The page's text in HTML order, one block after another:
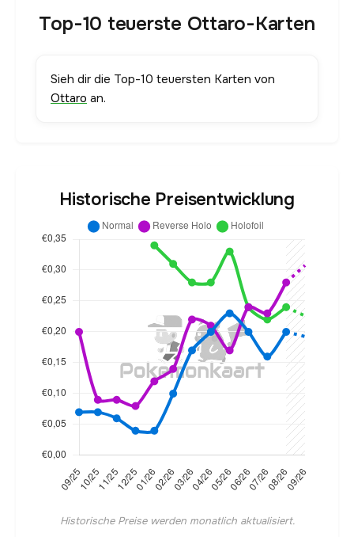
Top-10 teuerste Ottaro-Karten
Sieh dir die Top-10 teuersten Karten von
Ottaro an.
Historische Preisentwicklung
Historische Preise werden monatlich aktualisiert.